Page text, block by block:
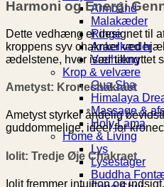
Armbånd
Malakæder
Ringe
Ankelkæder
Vedhæng
Krop & velvære
Gua Sha
Himalaya
Massage &
Holy Lama
Home & Living
Lys
Lysestager
Buddha
Harmoni og Energi
Dette vedhæng er designet til
kroppens syv chakraer ved
ædelstene, hver især tilknyttet
Ametyst: Kronechakraet
Ametyst styrker åndelig
guddommelige, ideel for
Iolit: Tredje Øje Chakraet
Iolit fremmer intuition og